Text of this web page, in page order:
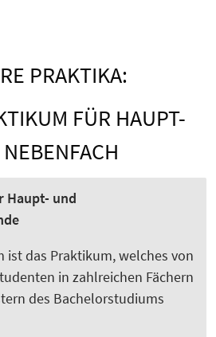
PRAKTIKA:
FÜR HAUPT-
Haupt- und
ist das Praktikum, welches von
in zahlreichen Fächern
des Bachelorstudiums